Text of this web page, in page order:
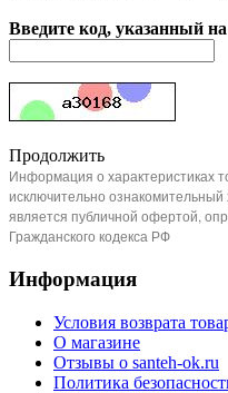
Введите код, указанный
Продолжить
Информация о характеристиках
исключительно ознакомительный
является публичной офертой,
Гражданского кодекса РФ
Информация
Условия возврата
О магазине
Отзывы о santeh-ok.ru
Политика